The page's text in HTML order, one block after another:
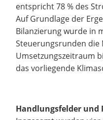
entspricht 78 % des
Auf Grundlage der
Bilanzierung wurde in
Steuerungsrunden die
Umsetzungszeitraum
das vorliegende
Handlungsfelder und